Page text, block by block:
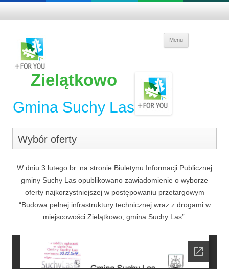
Zielątkowo
Gmina Suchy Las
Menu
Wybór oferty
W dniu 3 lutego br. na stronie Biuletynu Informacji Publicznej
gminy Suchy Las opublikowano zawiadomienie o wyborze
oferty najkorzystniejszej w postępowaniu przetargowym
“Budowa pełnej infrastruktury technicznej wraz z drogami w
miejscowości Zielątkowo, gmina Suchy Las”.